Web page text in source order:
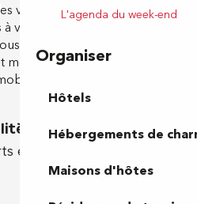
L'agenda du week-end
Organiser
Hôtels
Hébergements de
Maisons d'hôtes
villes, tous les moyens de
votre disposition à Pau.
aimons préserver notre
mettons particulièrement en
douces.
douce
en commun
gratuite du centre-